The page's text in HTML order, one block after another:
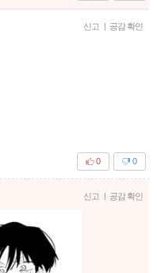
신고 | 공감 확인
0
0
신고 | 공감 확인